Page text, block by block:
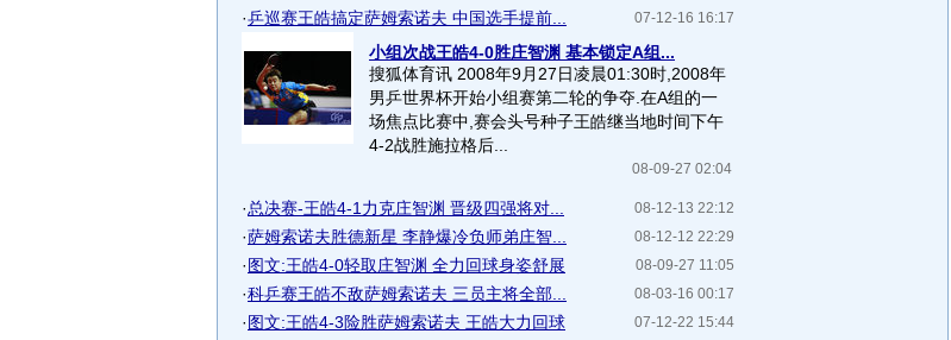
07-12-16 16:17
·乒巡赛王皓搞定萨姆索诺夫 中国选手提前...
小组次战王皓4-0胜庄智渊 基本锁定A组...
搜狐体育讯 2008年9月27日凌晨01:30时,2008年
男乒世界杯开始小组赛第二轮的争夺.在A组的一
场焦点比赛中,赛会头号种子王皓继当地时间下午
4-2战胜施拉格后...
08-09-27 02:04
08-12-13 22:12
·总决赛-王皓4-1力克庄智渊 晋级四强将对...
08-12-12 22:29
·萨姆索诺夫胜德新星 李静爆冷负师弟庄智...
08-09-27 11:05
·图文:王皓4-0轻取庄智渊 全力回球身姿舒展
08-03-16 00:17
·科乒赛王皓不敌萨姆索诺夫 三员主将全部...
07-12-22 15:44
·图文:王皓4-3险胜萨姆索诺夫 王皓大力回球